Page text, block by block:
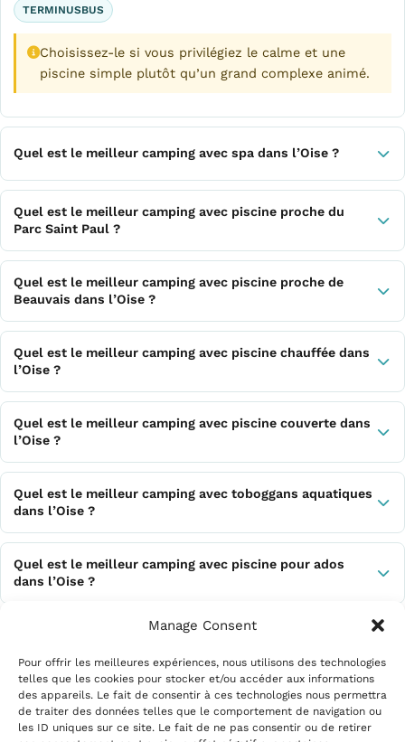
Manage Consent
Pour offrir les meilleures expériences, nous utilisons des technologies
telles que les cookies pour stocker et/ou accéder aux informations
des appareils. Le fait de consentir à ces technologies nous permettra
de traiter des données telles que le comportement de navigation ou
les ID uniques sur ce site. Le fait de ne pas consentir ou de retirer
TERMINUSBUS
Choisissez-le si vous privilégiez le calme et une
piscine simple plutôt qu’un grand complexe animé.
Quel est le meilleur camping avec spa dans l’Oise ?
Quel est le meilleur camping avec piscine proche du
Parc Saint Paul ?
Quel est le meilleur camping avec piscine proche de
Beauvais dans l’Oise ?
Quel est le meilleur camping avec piscine chauffée dans
l’Oise ?
Quel est le meilleur camping avec piscine couverte dans
l’Oise ?
Quel est le meilleur camping avec toboggans aquatiques
dans l’Oise ?
Quel est le meilleur camping avec piscine pour ados
dans l’Oise ?
Quel est le meilleur camping avec piscine pour bébé
Mentions légales|Politique